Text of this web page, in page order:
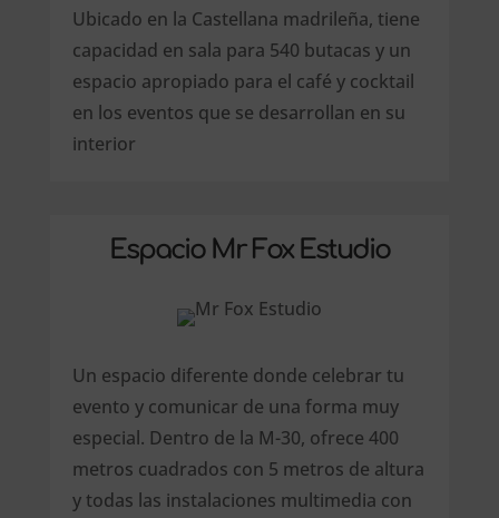
Ubicado en la Castellana madrileña, tiene
capacidad en sala para 540 butacas y un
espacio apropiado para el café y cocktail
en los eventos que se desarrollan en su
interior
Espacio Mr Fox Estudio
Un espacio diferente donde celebrar tu
evento y comunicar de una forma muy
especial. Dentro de la M-30, ofrece 400
metros cuadrados con 5 metros de altura
y todas las instalaciones multimedia con